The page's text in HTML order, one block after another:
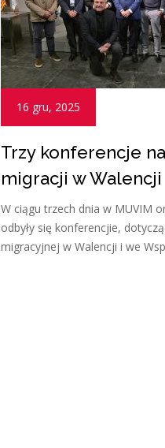
16 gru, 2025
Trzy konferencje
migracji w Walencji
W ciągu trzech dnia w MUVIM
odbyły się konferencjie,
migracyjnej w Walencji i we